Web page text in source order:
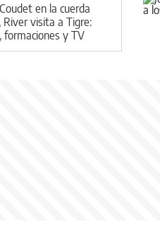
en la cuerda
River visita a Tigre:
formaciones y TV